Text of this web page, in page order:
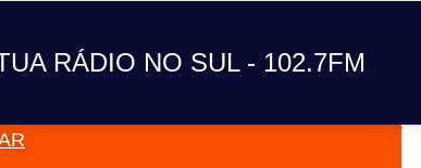
RÁDIO NO SUL - 102.7FM
A TUA RÁDIO NO SUL